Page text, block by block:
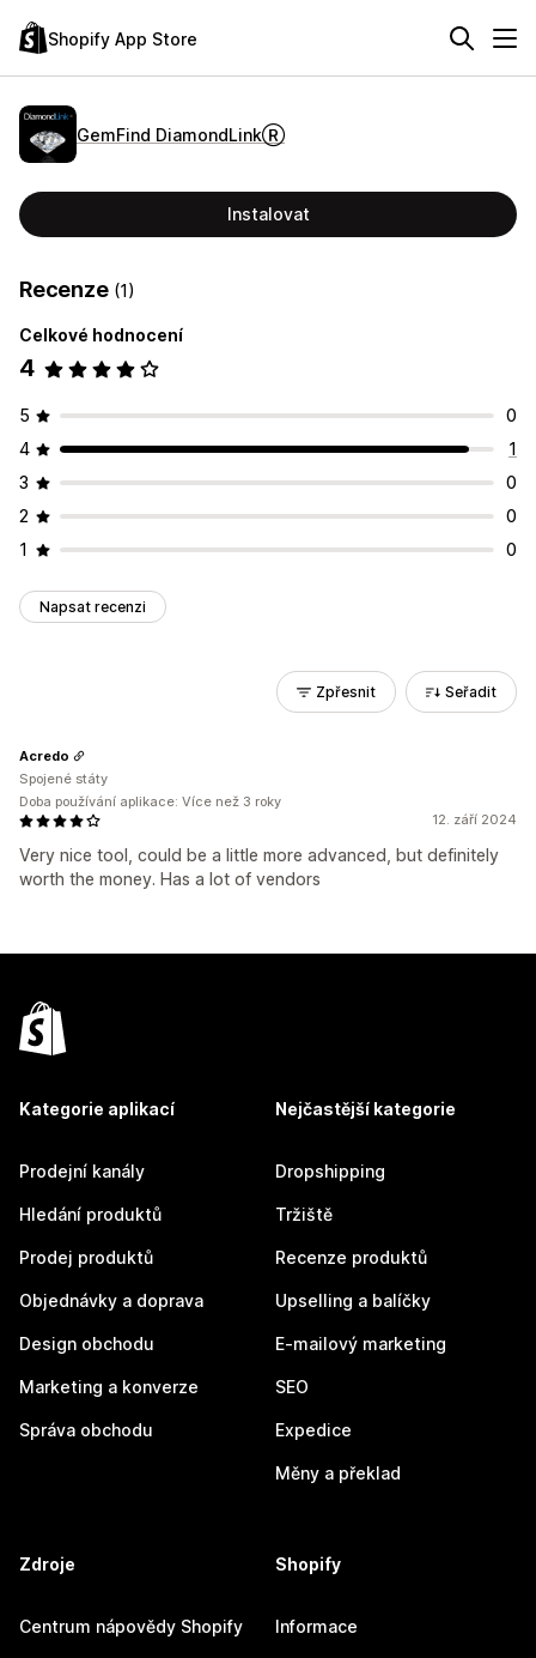
Shopify App Store
GemFind DiamondLinkⓇ
Instalovat
Recenze (1)
Celkové hodnocení
4
5
0
4
1
3
0
2
0
1
0
Napsat recenzi
Zpřesnit Seřadit
12. září 2024
Very nice tool, could be a little more advanced, but definitely
worth the money. Has a lot of vendors
Acredo
Spojené státy
Doba používání aplikace: Více než 3 roky
Kategorie aplikací
Prodejní kanály
Hledání produktů
Prodej produktů
Objednávky a doprava
Design obchodu
Marketing a konverze
Správa obchodu
Nejčastější kategorie
Dropshipping
Tržiště
Recenze produktů
Upselling a balíčky
E-mailový marketing
SEO
Expedice
Měny a překlad
Zdroje
Centrum nápovědy Shopify
Shopify
Informace